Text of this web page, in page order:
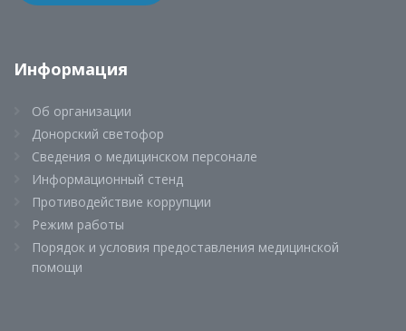
Информация
Об организации
Донорский светофор
Сведения о медицинском персонале
Информационный стенд
Противодействие коррупции
Режим работы
Порядок и условия предоставления медицинской
помощи